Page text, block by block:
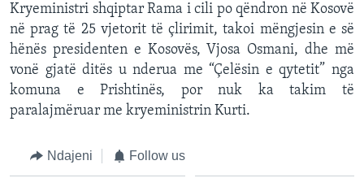
Kryeministri shqiptar Rama i cili po qëndron në Kosovë
në prag të 25 vjetorit të çlirimit, takoi mëngjesin e së
hënës presidenten e Kosovës, Vjosa Osmani, dhe më
vonë gjatë ditës u nderua me “Çelësin e qytetit” nga
komuna e Prishtinës, por nuk ka takim të
paralajmëruar me kryeministrin Kurti.
Ndajeni Follow us